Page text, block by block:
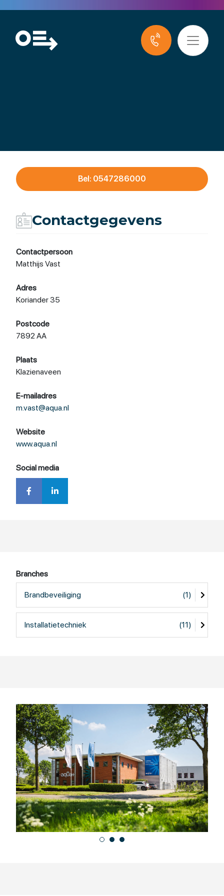
Sprinklersystemen
Bel: 0547286000
Contactgegevens
Contactpersoon
Matthijs Vast
Adres
Koriander 35
Postcode
7892 AA
Plaats
Klazienaveen
E-mailadres
m.vast@aqua.nl
Website
www.aqua.nl
Social media
Branches
Brandbeveiliging (1)
Installatietechniek (11)